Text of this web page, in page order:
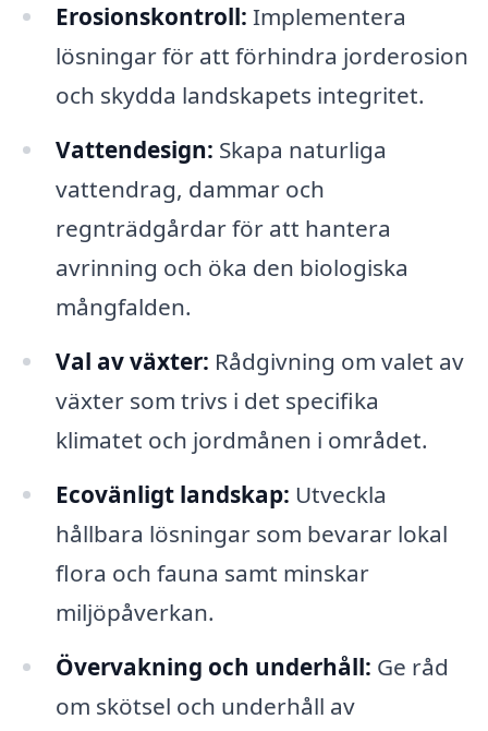
Erosionskontroll: Implementera
lösningar för att förhindra jorderosion
och skydda landskapets integritet.
Vattendesign: Skapa naturliga
vattendrag, dammar och
regnträdgårdar för att hantera
avrinning och öka den biologiska
mångfalden.
Val av växter: Rådgivning om valet av
växter som trivs i det specifika
klimatet och jordmånen i området.
Ecovänligt landskap: Utveckla
hållbara lösningar som bevarar lokal
flora och fauna samt minskar
miljöpåverkan.
Övervakning och underhåll: Ge råd
om skötsel och underhåll av